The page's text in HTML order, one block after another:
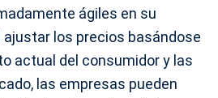
ágiles en su
ajustar los precios basándose
actual del consumidor y las
las empresas pueden